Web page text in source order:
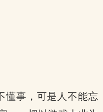
懂事，可是人不能忘